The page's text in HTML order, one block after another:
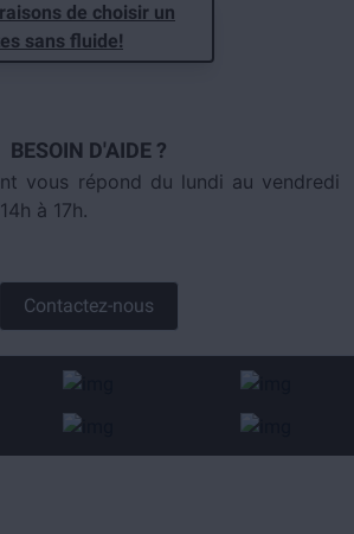
de choisir un
sans fluide!
BESOIN D'AIDE ?
vous répond du lundi au vendredi
à 17h.
Contactez-nous